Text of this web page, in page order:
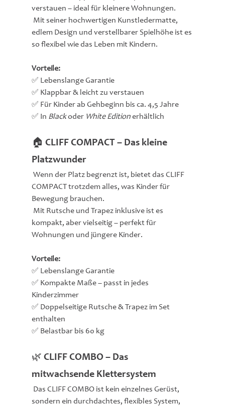
verstauen – ideal für kleinere Wohnungen.
edlem Design und verstellbarer Spielhöhe ist es
so flexibel wie das Leben mit Kindern.
Vorteile:
✅ Lebenslange Garantie
✅ Klappbar & leicht zu verstauen
✅ Für Kinder ab Gehbeginn bis ca. 4,5 Jahre
✅ In Black oder White Edition erhältlich
🏠 CLIFF COMPACT – Das kleine
Platzwunder
COMPACT trotzdem alles, was Kinder für
Bewegung brauchen.
kompakt, aber vielseitig – perfekt für
Wohnungen und jüngere Kinder.
Vorteile:
✅ Lebenslange Garantie
✅ Kompakte Maße – passt in jedes
Kinderzimmer
✅ Doppelseitige Rutsche & Trapez im Set
enthalten
✅ Belastbar bis 60 kg
🌿 CLIFF COMBO – Das
mitwachsende Klettersystem
sondern ein durchdachtes, flexibles System,